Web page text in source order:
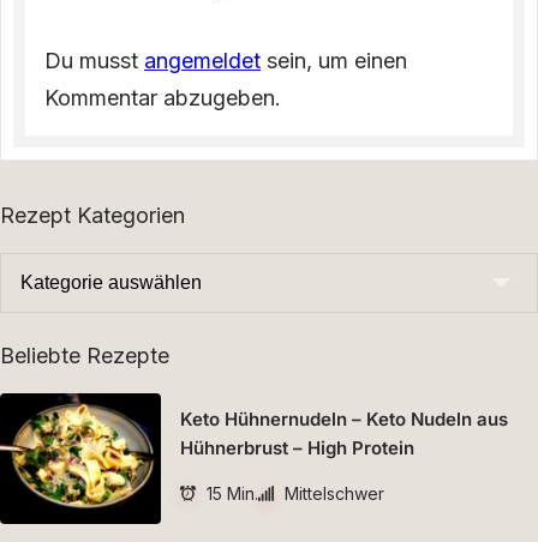
Du musst angemeldet sein, um einen
Kommentar abzugeben.
Rezept Kategorien
Beliebte Rezepte
Keto Hühnernudeln – Keto Nudeln aus
Hühnerbrust – High Protein
15 Min. Mittelschwer